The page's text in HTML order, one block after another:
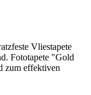
Vliestapete
Fototapete "Gold
zum effektiven